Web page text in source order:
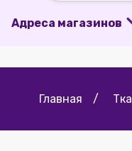
Адреса магазинов
Главная /